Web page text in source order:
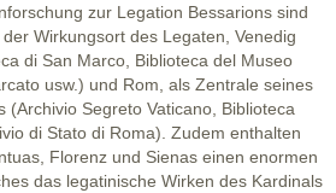
zur Legation Bessarions sind
Wirkungsort des Legaten, Venedig
di San Marco, Biblioteca del Museo
usw.) und Rom, als Zentrale seines
(Archivio Segreto Vaticano, Biblioteca
di Stato di Roma). Zudem enthalten
Florenz und Sienas einen enormen
das legatinische Wirken des Kardinals